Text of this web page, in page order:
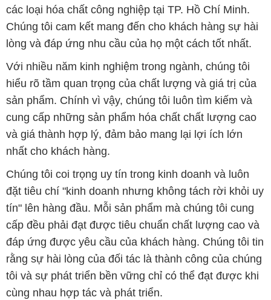
các loại hóa chất công nghiệp tại TP. Hồ Chí Minh.
Chúng tôi cam kết mang đến cho khách hàng sự hài
lòng và đáp ứng nhu cầu của họ một cách tốt nhất.
Với nhiều năm kinh nghiệm trong ngành, chúng tôi
hiểu rõ tầm quan trọng của chất lượng và giá trị của
sản phẩm. Chính vì vậy, chúng tôi luôn tìm kiếm và
cung cấp những sản phẩm hóa chất chất lượng cao
và giá thành hợp lý, đảm bảo mang lại lợi ích lớn
nhất cho khách hàng.
Chúng tôi coi trọng uy tín trong kinh doanh và luôn
đặt tiêu chí "kinh doanh nhưng không tách rời khỏi uy
tín" lên hàng đầu. Mỗi sản phẩm mà chúng tôi cung
cấp đều phải đạt được tiêu chuẩn chất lượng cao và
đáp ứng được yêu cầu của khách hàng. Chúng tôi tin
rằng sự hài lòng của đối tác là thành công của chúng
tôi và sự phát triển bền vững chỉ có thể đạt được khi
cùng nhau hợp tác và phát triển.